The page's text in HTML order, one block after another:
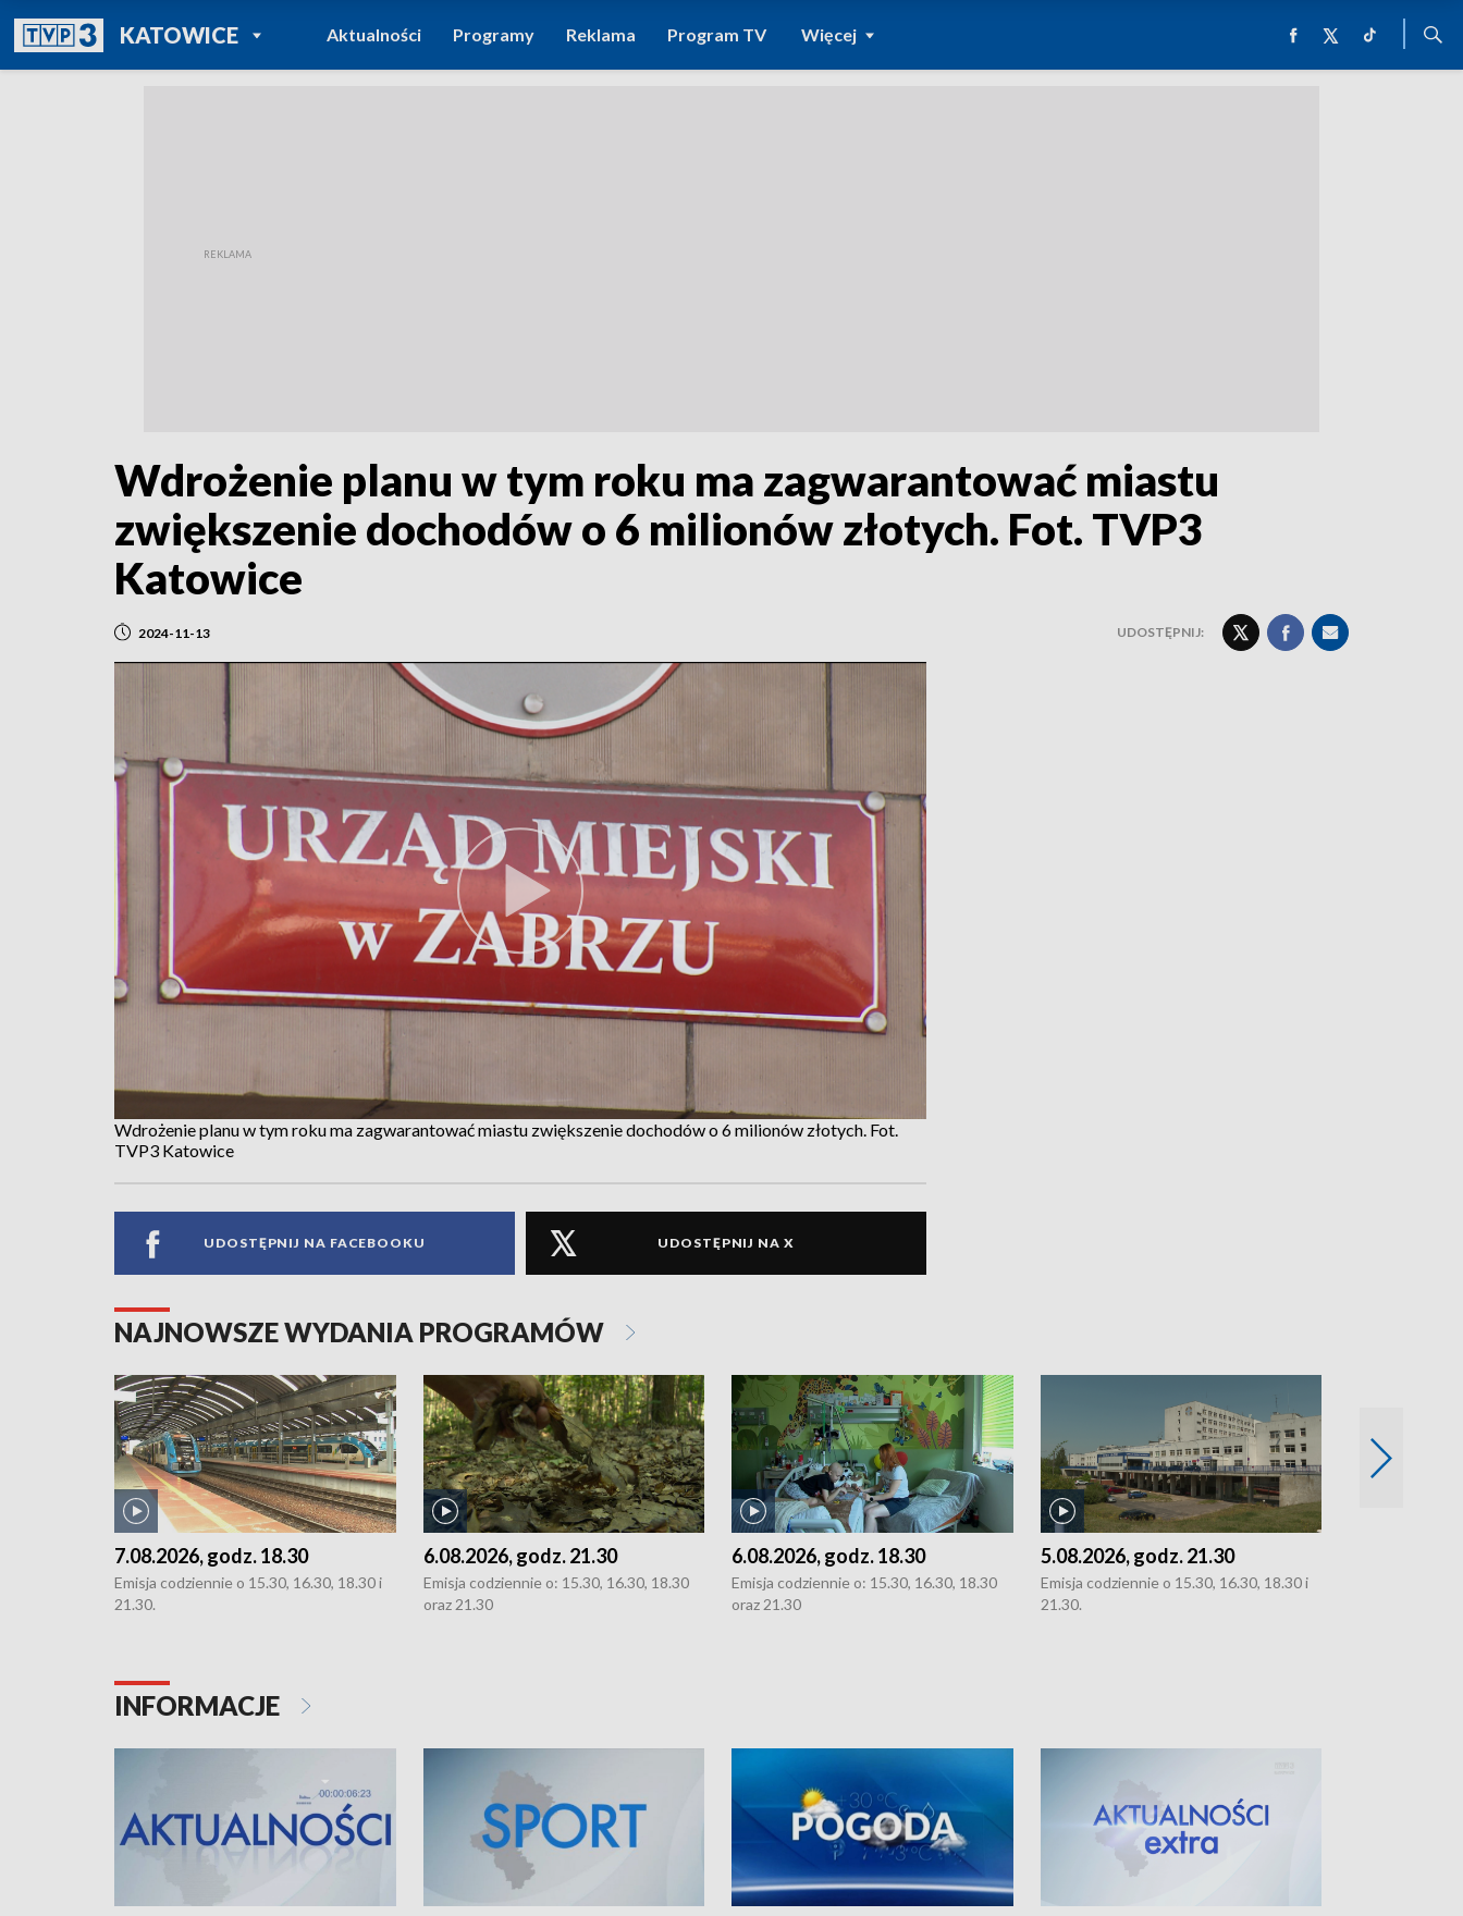
KATOWICEPOWRÓT DO
TVP REGIONY
Aktualności Programy Reklama Program TV Więcej
Wdrożenie planu w tym roku ma zagwarantować miastu
zwiększenie dochodów o 6 milionów złotych. Fot. TVP3
Katowice
2024-11-13 UDOSTĘPNIJ:
Wdrożenie planu w tym roku ma zagwarantować miastu zwiększenie dochodów o 6 milionów złotych. Fot.
TVP3 Katowice
UDOSTĘPNIJ NA FACEBOOKU UDOSTĘPNIJ NA X
NAJNOWSZE WYDANIA PROGRAMÓW
7.08.2026, godz. 18.30
Emisja codziennie o 15.30, 16.30, 18.30 i
21.30.
6.08.2026, godz. 21.30
Emisja codziennie o: 15.30, 16.30, 18.30
oraz 21.30
6.08.2026, godz. 18.30
Emisja codziennie o: 15.30, 16.30, 18.30
oraz 21.30
5.08.2026, godz. 21.30
Emisja codziennie o 15.30, 16.30, 18.30 i
21.30.
INFORMACJE